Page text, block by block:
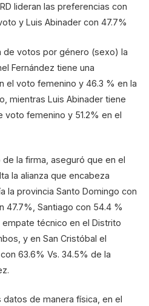
lideran las preferencias con
y Luis Abinader con 47.7%
de votos por género (sexo) la
Fernández tiene una
el voto femenino y 46.3 % en la
mientras Luis Abinader tiene
voto femenino y 51.2% en el
la firma, aseguró que en el
la alianza que encabeza
la provincia Santo Domingo con
47.7%, Santiago con 54.4 %
empate técnico en el Distrito
y en San Cristóbal el
63.6% Vs. 34.5% de la
de manera física, en el